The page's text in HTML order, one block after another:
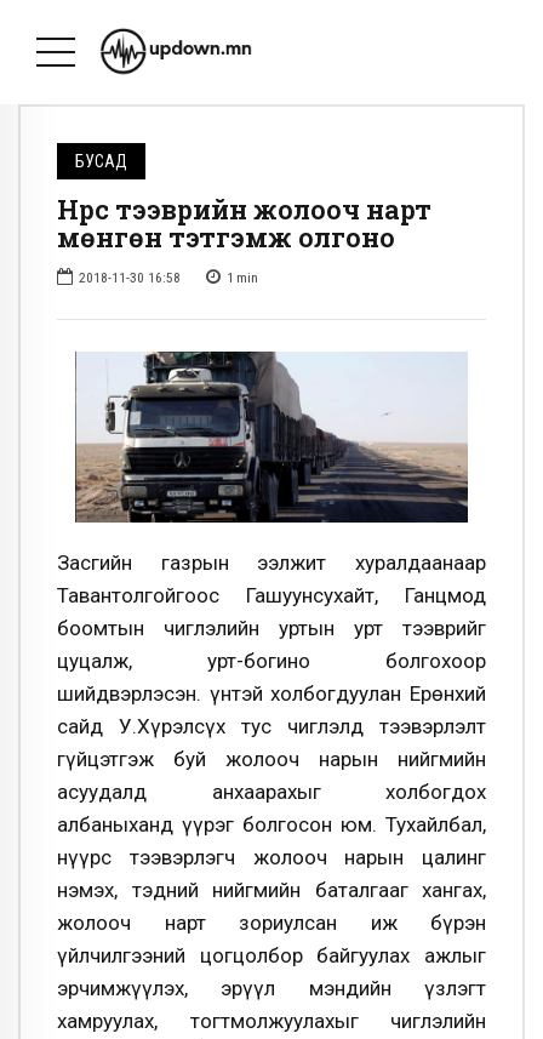
БУСАД
Нүүрс тээврийн жолооч нарт
мөнгөн тэтгэмж олгоно
2018-11-30 16:58 1 min
Засгийн газрын ээлжит хуралдаанаар
Тавантолгойгоос Гашуунсухайт, Ганцмод
боомтын чиглэлийн уртын урт тээврийг
цуцалж, урт-богино болгохоор
шийдвэрлэсэн. Үүнтэй холбогдуулан Ерөнхий
сайд У.Хүрэлсүх тус чиглэлд тээвэрлэлт
гүйцэтгэж буй жолооч нарын нийгмийн
асуудалд анхаарахыг холбогдох
албаныханд үүрэг болгосон юм. Тухайлбал,
нүүрс тээвэрлэгч жолооч нарын цалинг
нэмэх, тэдний нийгмийн баталгааг хангах,
жолооч нарт зориулсан иж бүрэн
үйлчилгээний цогцолбор байгуулах ажлыг
эрчимжүүлэх, эрүүл мэндийн үзлэгт
хамруулах, тогтмолжуулахыг чиглэлийн